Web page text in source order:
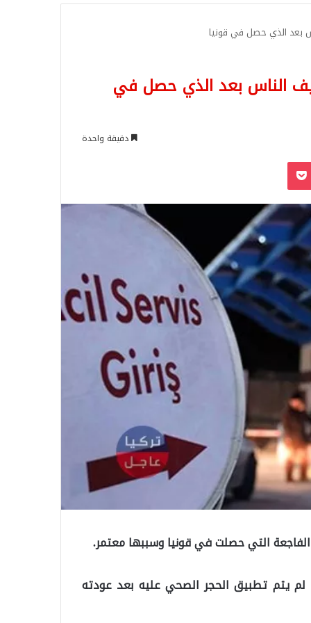
بعد الذي حصل في قونيا
الناس بعد الذي حصل في
دقيقة واحدة
‫Pocket
التي حصلت في قونيا وسببها معتمر.
لم يتم تطبيق الحجر الصحي عليه بعد عودته